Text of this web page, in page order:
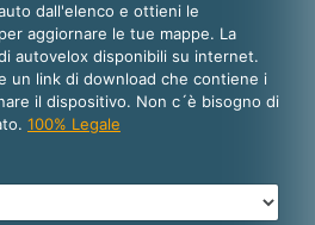
dall'elenco e ottieni le
aggiornare le tue mappe. La
autovelox disponibili su internet.
un link di download che contiene i
il dispositivo. Non c´è bisogno di
100% Legale